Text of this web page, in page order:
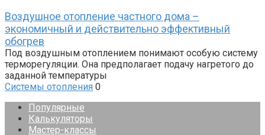
Воздушное отопление частного дома –
экономичный и действительно эффективный
обогрев
Под воздушным отоплением понимают особую систему
терморегуляции. Она предполагает подачу нагретого до
заданной температуры
Системы отопления 0
Популярные
Калькуляторы
Мастер-классы